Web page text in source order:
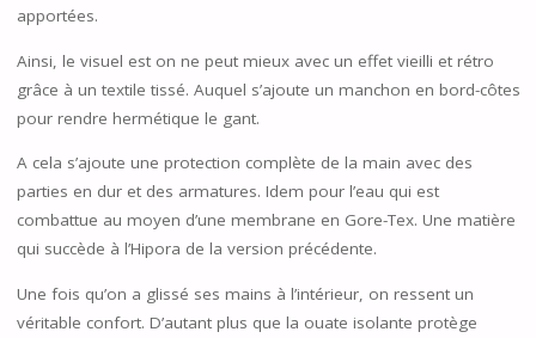
apportées.
Ainsi, le visuel est on ne peut mieux avec un effet vieilli et rétro
grâce à un textile tissé. Auquel s’ajoute un manchon en bord-côtes
pour rendre hermétique le gant.
A cela s’ajoute une protection complète de la main avec des
parties en dur et des armatures. Idem pour l’eau qui est
combattue au moyen d’une membrane en Gore-Tex. Une matière
qui succède à l’Hipora de la version précédente.
Une fois qu’on a glissé ses mains à l’intérieur, on ressent un
véritable confort. D’autant plus que la ouate isolante protège